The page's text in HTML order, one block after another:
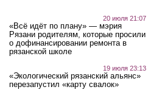
20 июля 21:07
«Всё идёт по плану» — мэрия
Рязани родителям, которые просили
о дофинансировании ремонта в
рязанской школе
19 июля 23:13
«Экологический рязанский альянс»
перезапустил «карту свалок»